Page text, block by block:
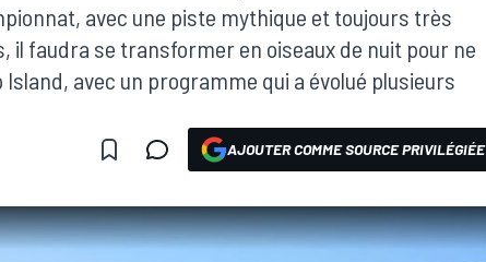
avec une piste mythique et toujours très
il faudra se transformer en oiseaux de nuit pour ne
avec un programme qui a évolué plusieurs
AJOUTER COMME SOURCE PRIVILÉGIÉE